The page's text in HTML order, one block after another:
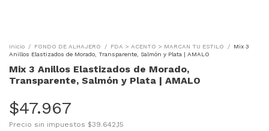
Inicio / FONDO DE ALHAJERO / FDA > ACENTO > MARCAN TU ESTILO /
Mix 3
Anillos Elastizados de Morado, Transparente, Salmón y Plata | AMALO
Mix 3 Anillos Elastizados de Morado,
Transparente, Salmón y Plata | AMALO
$47.967
Precio sin impuestos $39.642,15